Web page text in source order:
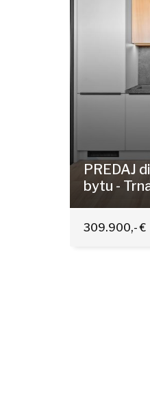
PREDAJ
bytu -
Trnavská
309.900,- €